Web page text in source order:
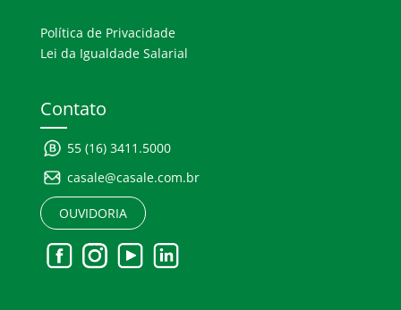
Política de Privacidade
Lei da Igualdade Salarial
Contato
55 (16) 3411.5000
casale@casale.com.br
OUVIDORIA